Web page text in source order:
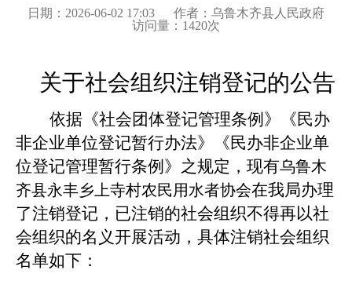
日期：2026-06-02 17:03
作者：乌鲁木齐县人民政府
访问量： 1420次
关于社会组织注销登记的公告
依据《社会团体登记管理条例》《民办
非企业单位登记暂行办法》《民办非企业单
位登记管理暂行条例》之规定，现有乌鲁木
齐县永丰乡上寺村农民用水者协会在我局办理
了注销登记，已注销的社会组织不得再以社
会组织的名义开展活动，具体注销社会组织
名单如下：